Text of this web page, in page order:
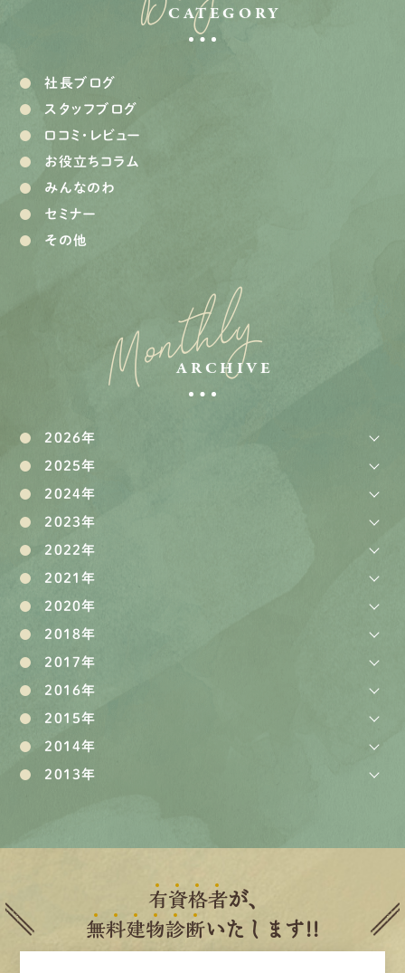
CATEGORY
社長ブログ
スタッフブログ
口コミ・レビュー
お役立ちコラム
みんなのわ
セミナー
その他
Monthly
ARCHIVE
2026年
2025年
2024年
2023年
2022年
2021年
2020年
2018年
2017年
2016年
2015年
2014年
2013年
有資格者が、
無料建物診断いたします!!